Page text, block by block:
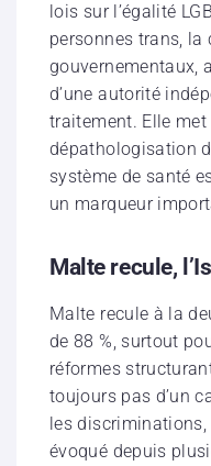
lois sur l’égalité
personnes trans, la
gouvernementaux,
d’une autorité
traitement. Elle
dépathologisation
système de santé
un marqueur
Malte recule,
Malte recule à la
de 88 %, surtout
réformes
toujours pas d’un
les
évoqué depuis